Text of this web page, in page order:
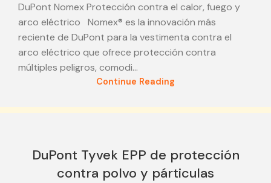
DuPont Nomex Protección contra el calor, fuego y
arco eléctrico Nomex® es la innovación más
reciente de DuPont para la vestimenta contra el
arco eléctrico que ofrece protección contra
múltiples peligros, comodi...
Continue Reading
23
JUN
DuPont Tyvek EPP de protección
contra polvo y párticulas